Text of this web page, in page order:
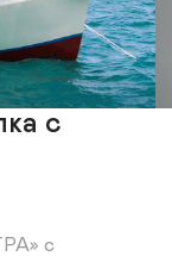
с
с